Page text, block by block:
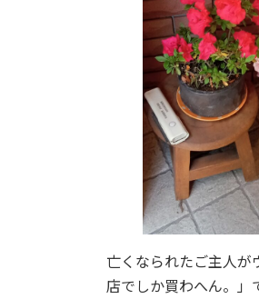
亡くなられたご主人が
店でしか買わへん。」